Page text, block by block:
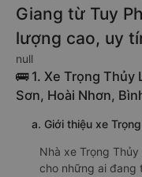
Giang từ Tuy
lượng cao, uy
null
🚌 1. Xe Trọng
Sơn, Hoài Nhơn,
a. Giới thiệu xe
Nhà xe Trọng
cho những ai đang